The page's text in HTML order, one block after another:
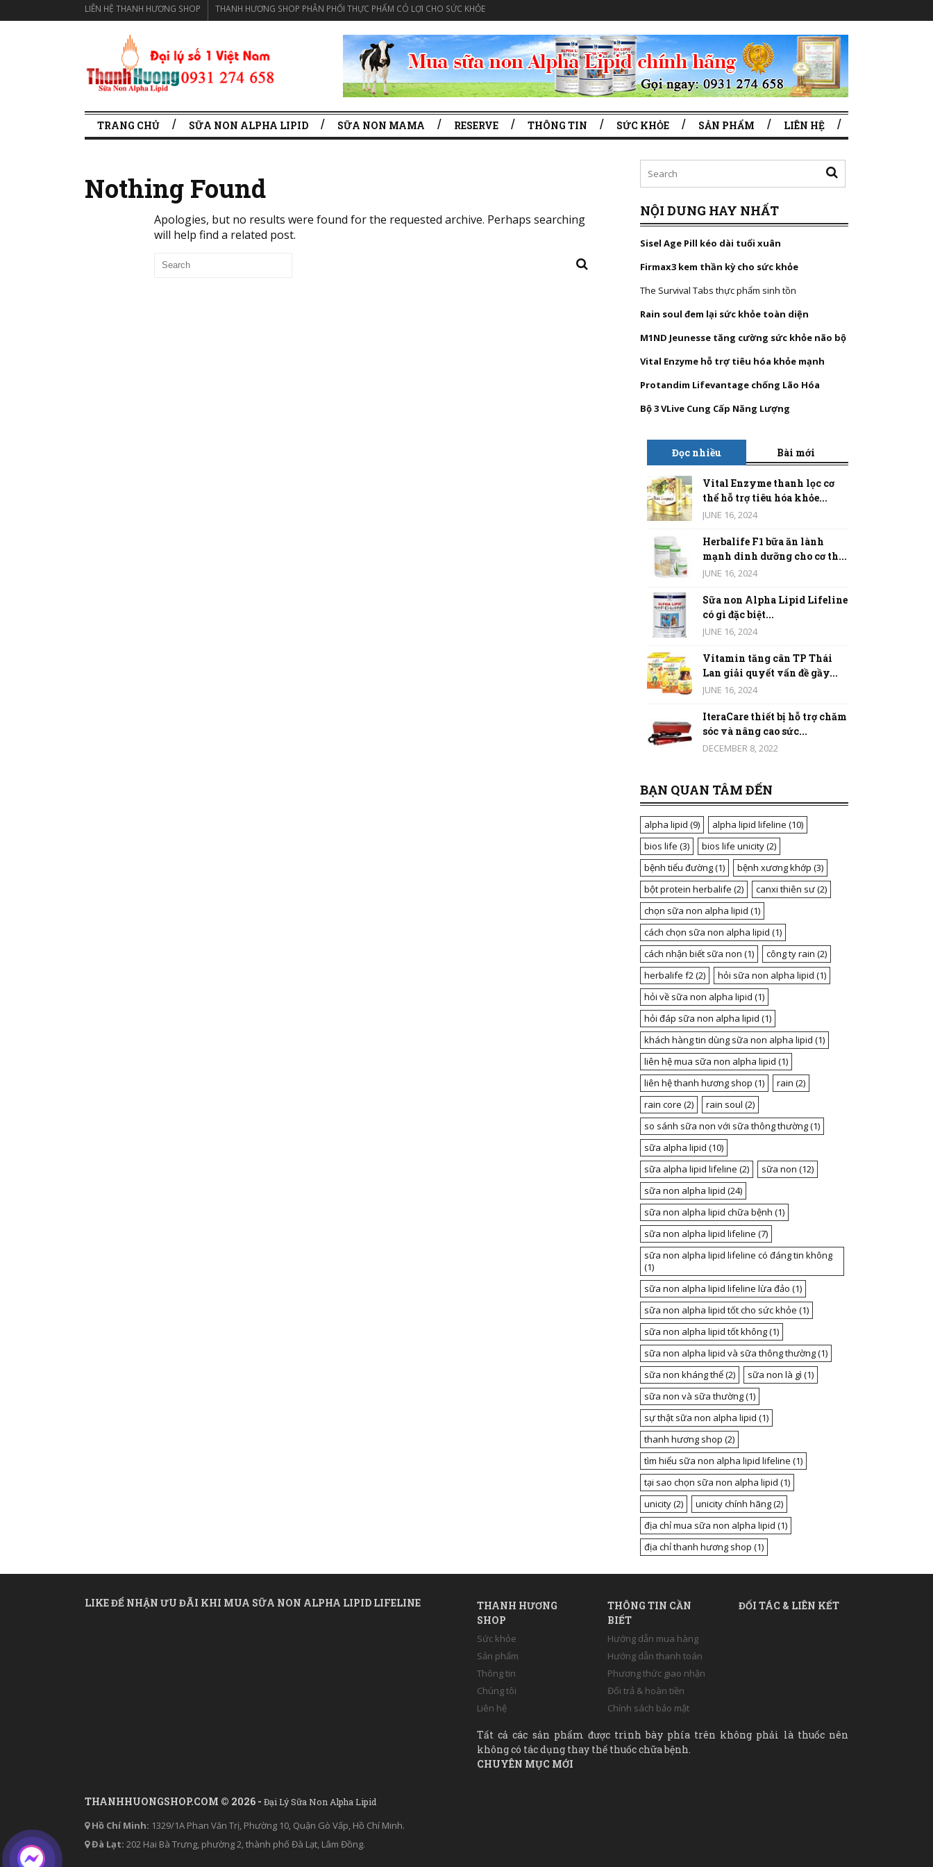
LIÊN HỆ THANH HƯƠNG SHOP THANH HƯƠNG SHOP PHÂN PHỐI THỰC PHẨM CÓ LỢI CHO SỨC KHỎE
TRANG CHỦ SỮA NON ALPHA LIPID SỮA NON MAMA RESERVE THÔNG TIN SỨC KHỎE SẢN PHẨM LIÊN HỆ
Nothing Found
Apologies, but no results were found for the requested archive. Perhaps searching
will help find a related post.
NỘI DUNG HAY NHẤT
Sisel Age Pill kéo dài tuổi xuân
Firmax3 kem thần kỳ cho sức khỏe
The Survival Tabs thực phẩm sinh tồn
Rain soul đem lại sức khỏe toàn diện
M1ND Jeunesse tăng cường sức khỏe não bộ
Vital Enzyme hỗ trợ tiêu hóa khỏe mạnh
Protandim Lifevantage chống Lão Hóa
Bộ 3 VLive Cung Cấp Năng Lượng
Đọc nhiều Bài mới
Vital Enzyme thanh lọc cơ
thể hỗ trợ tiêu hóa khỏe...
JUNE 16, 2024
Herbalife F1 bữa ăn lành
mạnh dinh dưỡng cho cơ th...
JUNE 16, 2024
Sữa non Alpha Lipid Lifeline
có gì đặc biệt...
JUNE 16, 2024
Vitamin tăng cân TP Thái
Lan giải quyết vấn đề gầy...
JUNE 16, 2024
IteraCare thiết bị hỗ trợ chăm
sóc và nâng cao sức...
DECEMBER 8, 2022
BẠN QUAN TÂM ĐẾN
alpha lipid (9) alpha lipid lifeline (10)
bios life (3) bios life unicity(2)
bệnh tiểu đường(1) bệnh xương khớp (3)
bột protein herbalife (2) canxi thiên sư(2)
chọn sữa non alpha lipid (1)
cách chọn sữa non alpha lipid (1)
cách nhận biết sữa non (1) công ty rain (2)
herbalife f2(2) hỏi sữa non alpha lipid (1)
hỏi về sữa non alpha lipid (1)
hỏi đáp sữa non alpha lipid (1)
khách hàng tin dùng sữa non alpha lipid (1)
liên hệ mua sữa non alpha lipid (1)
liên hệ thanh hương shop (1) rain (2)
rain core (2) rain soul (2)
so sánh sữa non với sữa thông thường(1)
sữa alpha lipid (10)
sữa alpha lipid lifeline (2) sữa non (12)
sữa non alpha lipid (24)
sữa non alpha lipid chữa bệnh (1)
sữa non alpha lipid lifeline (7)
sữa non alpha lipid lifeline có đáng tin không
(1)
sữa non alpha lipid lifeline lừa đảo (1)
sữa non alpha lipid tốt cho sức khỏe (1)
sữa non alpha lipid tốt không(1)
sữa non alpha lipid và sữa thông thường(1)
sữa non kháng thể(2) sữa non là gì (1)
sữa non và sữa thường(1)
sự thật sữa non alpha lipid (1)
thanh hương shop (2)
tìm hiểu sữa non alpha lipid lifeline (1)
tại sao chọn sữa non alpha lipid (1)
unicity(2) unicity chính hãng(2)
địa chỉ mua sữa non alpha lipid (1)
địa chỉ thanh hương shop (1)
LIKE ĐỂ NHẬN ƯU ĐÃI KHI MUA SỮA NON ALPHA LIPID LIFELINE
THANHHUONGSHOP.COM © 2026 - Đại Lý Sữa Non Alpha Lipid
Hồ Chí Minh: 1329/1A Phan Văn Trị, Phường 10, Quận Gò Vấp, Hồ Chí Minh.
Đà Lạt: 202 Hai Bà Trưng, phường 2, thành phố Đà Lạt, Lâm Đồng.
THANH HƯƠNG
SHOP
Sức khỏe
Sản phẩm
Thông tin
Chúng tôi
Liên hệ
THÔNG TIN CẦN
BIẾT
Hướng dẫn mua hàng
Hướng dẫn thanh toán
Phương thức giao nhận
Đổi trả & hoàn tiền
Chính sách bảo mật
ĐỐI TÁC & LIÊN KẾT
Tất cả các sản phẩm được trình bày phía trên không phải là thuốc nên
không có tác dụng thay thế thuốc chữa bệnh.
CHUYÊN MỤC MỚI